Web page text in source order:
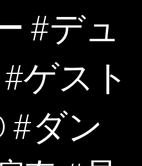
#デュ
ゲスト
#ダン